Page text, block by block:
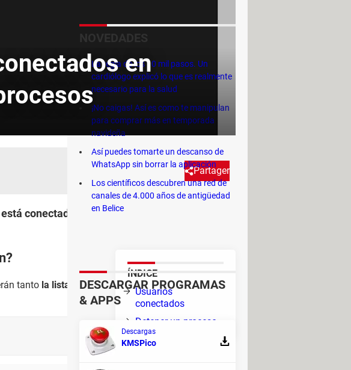
en
Partager
conectado en una base de datos MySQL y
ÍNDICE
Usuarios
conectados
Detener un proceso
tanto la lista de
La regla de los 10 mil pasos. Un
cardiólogo explicó lo que es realmente
necesario para la salud
¡No caigas! Así es como te manipulan
para comprar más en temporada
navideña
Así puedes tomarte un descanso de
WhatsApp sin borrar la aplicación
Los científicos descubren una red de
canales de 4.000 años de antigüedad
en Belice
DESCARGAR PROGRAMAS
& APPS
Descargas
KMSPico